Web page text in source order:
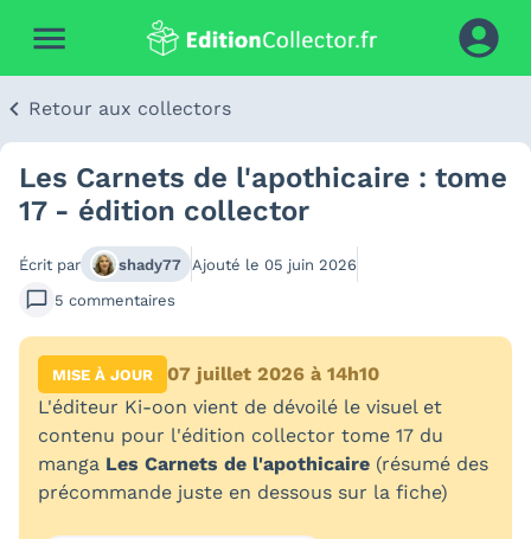
Retour aux collectors
Les Carnets de l'apothicaire : tome
17 - édition collector
Écrit par shady77 Ajouté le 05 juin 2026
5 commentaires
MISE À JOUR
07 juillet 2026 à 14h10
L'éditeur Ki-oon vient de dévoilé le visuel et
contenu pour l'édition collector tome 17 du
manga Les Carnets de l'apothicaire (résumé des
précommande juste en dessous sur la fiche)